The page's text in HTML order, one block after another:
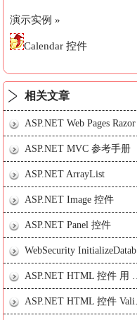
演示实例 »
Calendar 控件
相关文章
ASP.NET Web Pages Razor
ASP.NET MVC 参考手册
ASP.NET ArrayList
ASP.NET Image 控件
ASP.NET Panel 控件